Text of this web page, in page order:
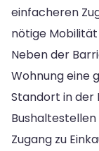
einfacheren
nötige
Neben der
Wohnung eine
Standort in der
Zugang zu